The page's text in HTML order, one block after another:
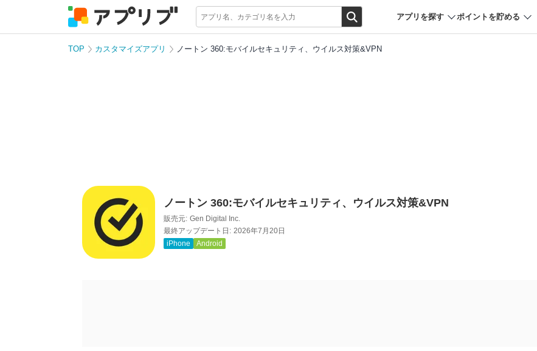
アプリを探す ポイントを貯める
TOP カスタマイズアプリ ノートン 360:モバイルセキュリティ、ウイルス対策&VPN
ノートン 360:モバイルセキュリティ、ウイルス対策&VPN
販売元: Gen Digital Inc.
最終アップデート日: 2026年7月20日
iPhone
Android